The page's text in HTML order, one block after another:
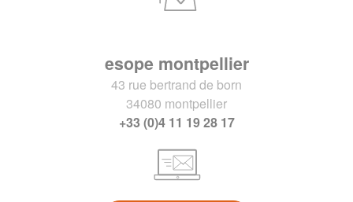
esope montpellier
43 rue bertrand de born
34080 montpellier
+33 (0)4 11 19 28 17